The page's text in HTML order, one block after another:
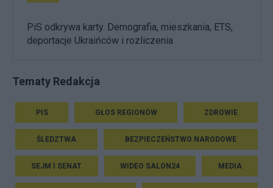
PiS odkrywa karty. Demografia, mieszkania, ETS,
deportacje Ukraińców i rozliczenia
Tematy Redakcja
PIS GŁOS REGIONÓW ZDROWIE
ŚLEDZTWA BEZPIECZEŃSTWO NARODOWE
SEJM I SENAT WIDEO SALON24 MEDIA